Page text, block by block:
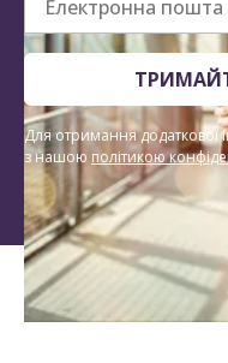
Для отримання додаткової
з нашою політикою